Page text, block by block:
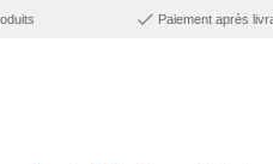
Paiement après